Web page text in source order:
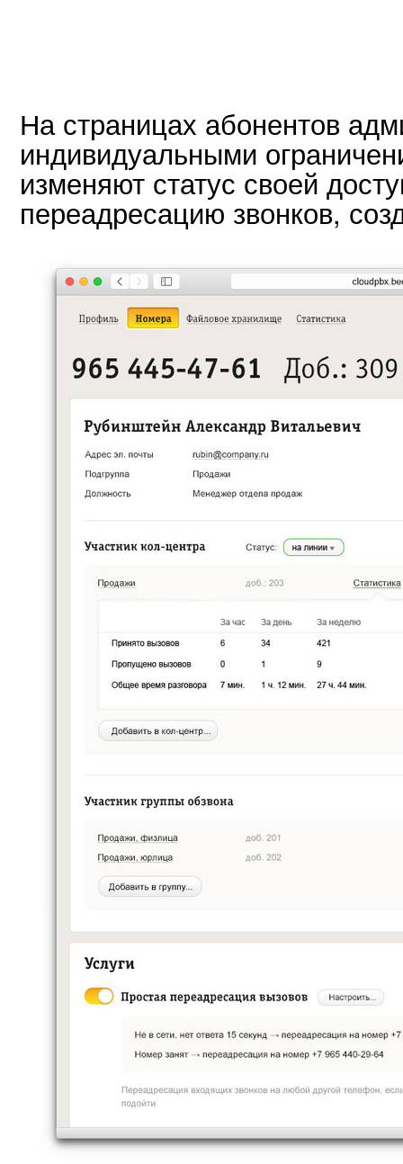
На страницах абонентов
индивидуальными
изменяют статус своей
переадресацию звонков,